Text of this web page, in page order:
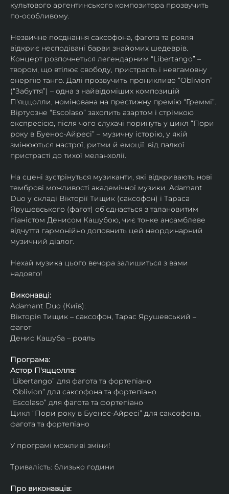
культового аргентинського композитора прозвучить
по-особливому.
Незвичне поєднання саксофона, фагота та рояля
відкриє несподівані барви знайомих шедеврів.
Концерт розпочнеться легендарним “Libertango” –
твором, що втілює свободу, пристрасть і невгамовну
енергію танго. Далі прозвучить проникливе “Oblivion”
(“Забуття”) – одна з найвідоміших композицій
П'яццолли, номінована на престижну премію “Греммі”.
Віртуозне “Escolaso” захопить азартом і стрімкою
експресією, після чого слухачі поринуть у цикл “Пори
року в Буенос-Айресі” – музичну історію, у якій
змінюються настрої, ритми й емоції: від палкої
пристрасті до тихої меланхолії.
На сцені зустрінуться музиканти, які відкривають нові
темброві можливості академічної музики. Adamant
Duo у складі Вікторії Тищик (саксофон) і Тараса
Ярушевського (фагот) об’єднається з талановитим
піаністом Денисом Кашубою, чиє тонке ансамблеве
відчуття гармонійно доповнить цей неординарний
музичний діалог.
Нехай музика цього вечора залишиться з вами
надовго!
Виконавці:
Adamant Duo (Київ):
Вікторія Тищик – саксофон, Тарас Ярушевський –
фагот
Денис Кашуба – рояль
Програма:
Астор П'яццолла:
“Libertango” для фагота та фортепіано
“Oblivion” для саксофона та фортепіано
“Escolaso” для фагота та фортепіано
Цикл “Пори року в Буенос-Айресі” для саксофона,
фагота та фортепіано
У програмі можливі зміни!
Тривалість: близько години
Про виконавців: